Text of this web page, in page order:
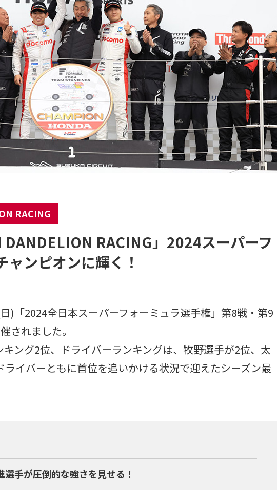
RACING
DANDELION RACING」2024スーパーフ
ャンピオンに輝く！
)「2024全日本スーパーフォーミュラ選手権」第8戦・第9
されました。
ング2位、ドライバーランキングは、牧野選手が2位、太
ライバーともに首位を追いかける状況で迎えたシーズン最
手が圧倒的な強さを見せる！